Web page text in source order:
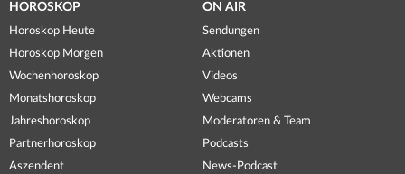
HOROSKOP
Horoskop Heute
Horoskop Morgen
Wochenhoroskop
Monatshoroskop
Jahreshoroskop
Partnerhoroskop
Aszendent
ON AIR
Sendungen
Aktionen
Videos
Webcams
Moderatoren & Team
Podcasts
News-Podcast